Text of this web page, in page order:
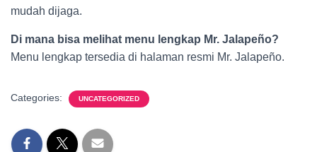
mudah dijaga.
Di mana bisa melihat menu lengkap Mr. Jalapeño?
Menu lengkap tersedia di halaman resmi Mr. Jalapeño.
Categories: UNCATEGORIZED